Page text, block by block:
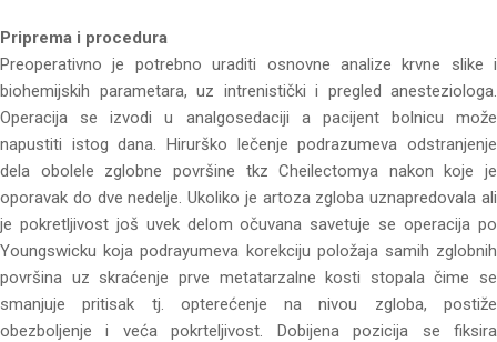
Priprema i procedura
Preoperativno je potrebno uraditi osnovne analize krvne slike i
biohemijskih parametara, uz intrenistički i pregled anesteziologa.
Operacija se izvodi u analgosedaciji a pacijent bolnicu može
napustiti istog dana. Hirurško lečenje podrazumeva odstranjenje
dela obolele zglobne površine tkz Cheilectomya nakon koje je
oporavak do dve nedelje. Ukoliko je artoza zgloba uznapredovala ali
je pokretljivost još uvek delom očuvana savetuje se operacija po
Youngswicku koja podrayumeva korekciju položaja samih zglobnih
površina uz skraćenje prve metatarzalne kosti stopala čime se
smanjuje pritisak tj. opterećenje na nivou zgloba, postiže
obezboljenje i veća pokrteljivost. Dobijena pozicija se fiksira